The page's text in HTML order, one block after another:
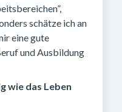
schätze ich an
eine gute
und Ausbildung
wie das Leben